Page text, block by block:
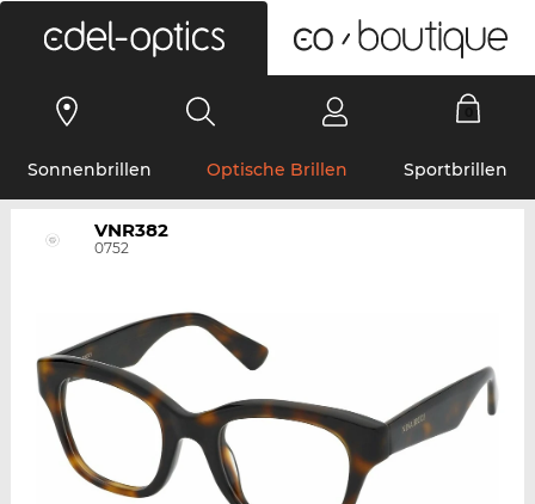
Sonnenbrillen Optische Brillen Sportbrillen
VNR382
0752